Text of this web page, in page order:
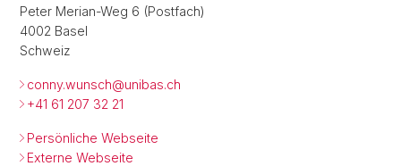
Peter Merian-Weg 6 (Postfach)
4002 Basel
Schweiz
conny.wunsch@unibas.ch
+41 61 207 32 21
Persönliche Webseite
Externe Webseite